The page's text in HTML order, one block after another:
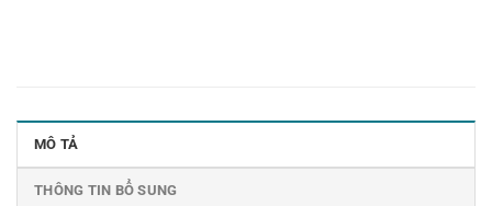
MÔ TẢ
THÔNG TIN BỔ SUNG